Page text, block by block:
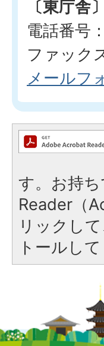
〔東庁舎〕
電話番号
ファック
メールフ
す。お持
Reader（
リックし
トールし